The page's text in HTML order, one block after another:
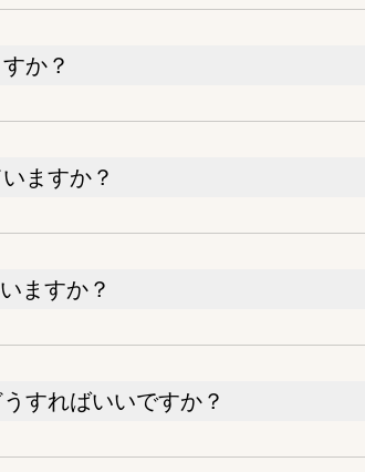
か？
ますか？
ますか？
すればいいですか？